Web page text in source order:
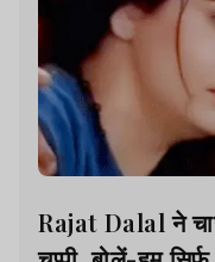
Rajat Dalal ने